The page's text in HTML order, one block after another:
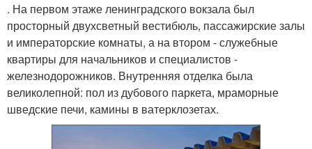
. На первом этаже ленинградского вокзала был
просторный двухсветный вестибюль, пассажирские залы
и императорские комнаты, а на втором - служебные
квартиры для начальников и специалистов -
железнодорожников. Внутренняя отделка была
великолепной: пол из дубового паркета, мраморные
шведские печи, камины в ватерклозетах.